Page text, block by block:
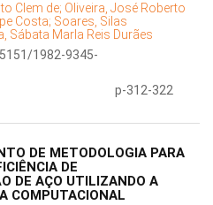
Clem de; Oliveira, José Roberto
Costa; Soares, Silas
Sábata Marla Reis Durães
1982-9345-
p-312-322
DE METODOLOGIA PARA
DE
DE AÇO UTILIZANDO A
COMPUTACIONAL